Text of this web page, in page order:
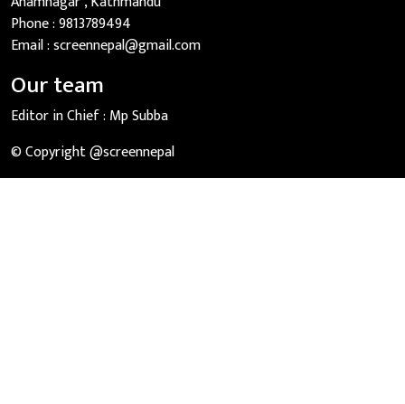
Phone :9813789494
Email :screennepal@gmail.com
Our team
Editor in Chief : Mp Subba
© Copyright @screennepal